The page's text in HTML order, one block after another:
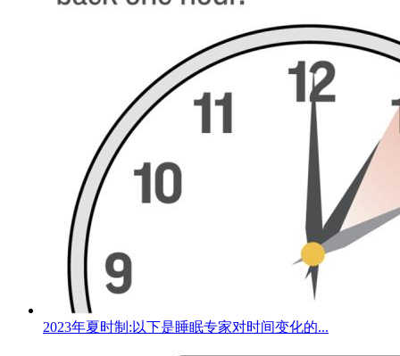
2023年夏时制:以下是睡眠专家对时间变化的...